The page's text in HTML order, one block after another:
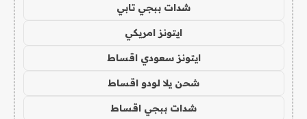
شدات ببجي تابي
ايتونز امريكي
ايتونز سعودي اقساط
شحن يلا لودو اقساط
شدات ببجي اقساط